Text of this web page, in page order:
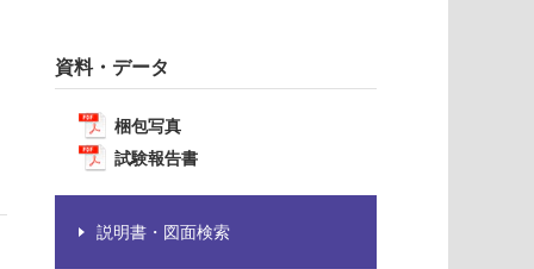
資料・データ
梱包写真
試験報告書
説明書・図面検索